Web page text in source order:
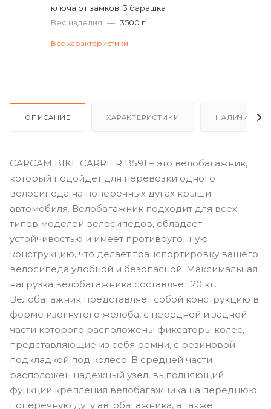
ключа от замков, 3 барашка
Вес изделия — 3500 г
Все характеристики
ОПИСАНИЕ ХАРАКТЕРИСТИКИ НАЛИЧИЕ
CARCAM BIKE CARRIER B591 – это велобагажник,
который подойдет для перевозки одного
велосипеда на поперечных дугах крыши
автомобиля. Велобагажник подходит для всех
типов моделей велосипедов, обладает
устойчивостью и имеет противоугонную
конструкцию, что делает транспортировку вашего
велосипеда удобной и безопасной. Максимальная
нагрузка велобагажника составляет 20 кг.
Велобагажник представляет собой конструкцию в
форме изогнутого желоба, с передней и задней
части которого расположены фиксаторы колес,
представляющие из себя ремни, с резиновой
подкладкой под колесо. В средней части
расположен надежный узел, выполняющий
функции крепления велобагажника на переднюю
поперечную дугу автобагажника, а также